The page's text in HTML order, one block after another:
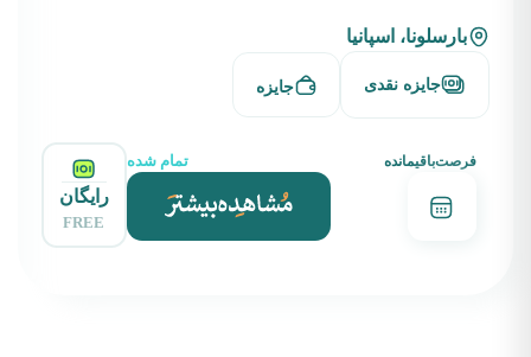
بارسلونا، اسپانیا
جایزه نقدی جایزه
فرصت‌باقیمانده تمام شده
رایگان
FREE